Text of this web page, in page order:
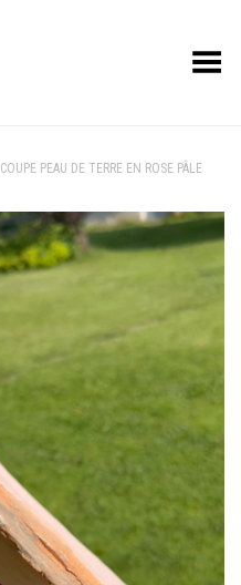
Toggle Menu
COUPE PEAU DE TERRE EN ROSE PÂLE